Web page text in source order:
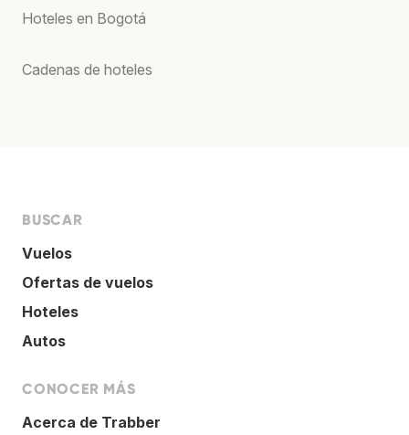
Hoteles en Bogotá
Cadenas de hoteles
BUSCAR
Vuelos
Ofertas de vuelos
Hoteles
Autos
CONOCER MÁS
Acerca de Trabber